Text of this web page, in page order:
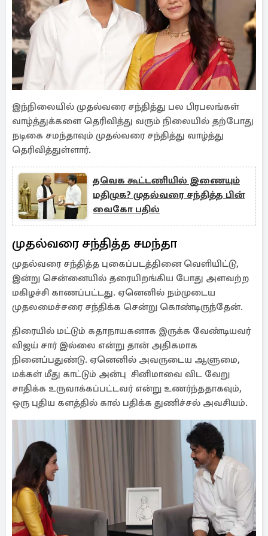
இந்நிலையில் முதல்வரை சந்தித்து பல பிரபலங்கள்
வாழ்த்துக்களை தெரிவித்து வரும் நிலையில் தற்போது
நடிகை சமந்தாவும் முதல்வரை சந்தித்து வாழ்த்து
தெரிவித்துள்ளார்.
தவெக கூட்டணியில் இணையும்
மதிமுக? முதல்வரை சந்தித்த பின்
வைகோ பதில்
முதல்வரை சந்தித்த சமந்தா
முதல்வரை சந்தித்த புகைப்படத்தினை வெளியிட்டு,
இன்று சென்னையில் தரையிறங்கிய போது அளவற்ற
மகிழச்சி காணப்பட்டது. ஏனெனில் நம்முடைய
முதலமைச்சரை சந்திக்க சென்று கொண்டிருந்தேன்.
திரையில் மட்டும் கதாநாயகனாக இருக்க வேண்டியவர்
விஜய் சார் இல்லை என்று தான் அதிகமாக
நினைப்பதுண்டு. ஏனெனில் அவருடைய ஆளுமை,
மக்கள் மீது காட்டும் அன்பு சினிமாவை விட வேறு
சாதிக்க உருவாக்கப்பட்டவர் என்று உணர்ந்ததாகவும்,
ஒரு புதிய களத்தில் கால் பதிக்க துணிச்சல் அவசியம்.